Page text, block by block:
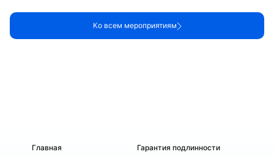
Ко всем мероприятиям
Главная Гарантия подлинности